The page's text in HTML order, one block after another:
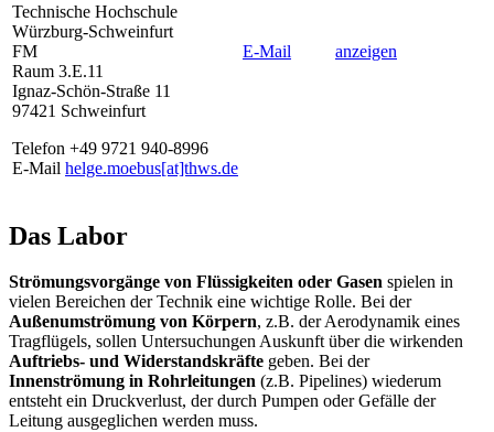
Technische Hochschule
Würzburg-Schweinfurt
FM
Raum 3.E.11
Ignaz-Schön-Straße 11
97421 Schweinfurt
Telefon +49 9721 940-8996
E-Mail helge.moebus[at]thws.de
E-Mail anzeigen
Das Labor
Strömungsvorgänge von Flüssigkeiten oder Gasen spielen in
vielen Bereichen der Technik eine wichtige Rolle. Bei der
Außenumströmung von Körpern, z.B. der Aerodynamik eines
Tragflügels, sollen Untersuchungen Auskunft über die wirkenden
Auftriebs- und Widerstandskräfte geben. Bei der
Innenströmung in Rohrleitungen (z.B. Pipelines) wiederum
entsteht ein Druckverlust, der durch Pumpen oder Gefälle der
Leitung ausgeglichen werden muss.